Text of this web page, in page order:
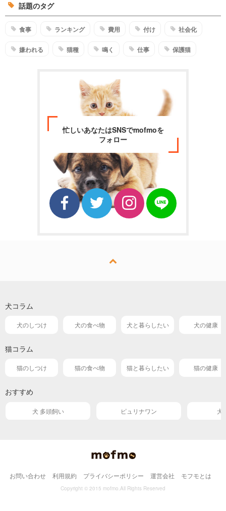
話題のタグ
食事 ランキング 費用 付け 社会化
嫌われる 猫種 鳴く 仕事 保護猫
忙しいあなたはSNSでmofmoを
フォロー
犬コラム
犬のしつけ 犬の食べ物 犬と暮らしたい 犬の健康
猫コラム
猫のしつけ 猫の食べ物 猫と暮らしたい 猫の健康
おすすめ
犬 多頭飼い ピュリナワン 犬
お問い合わせ 利用規約 プライバシーポリシー 運営会社 モフモとは
Copyright © 2015 mofmo.All Rights Reserved